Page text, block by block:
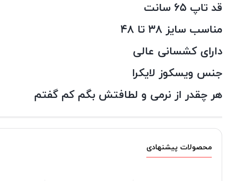
قد تاپ ۶۵ سانت
مناسب سایز ۳۸ تا ۴۸
دارای کشسانی عالی
جنس ویسکوز لایکرا
هر چقدر از نرمی و لطافتش بگم کم گفتم
محصولات پیشنهادی